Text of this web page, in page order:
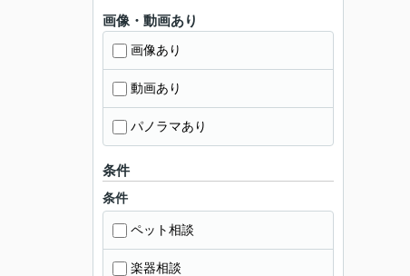
画像・動画あり
画像あり
動画あり
パノラマあり
条件
条件
ペット相談
楽器相談